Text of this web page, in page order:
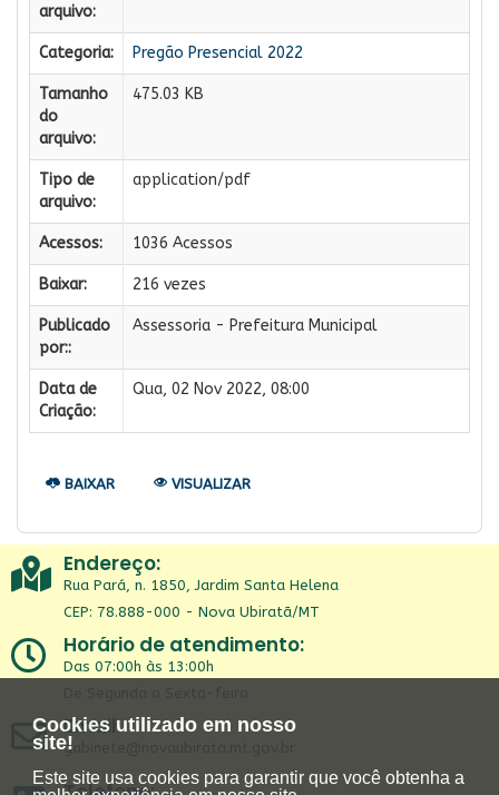
Cookies utilizado em nosso
site!
Este site usa cookies para garantir que você obtenha a
arquivo:
Categoria: Pregão Presencial 2022
Tamanho
do
arquivo:
475.03 KB
Tipo de
arquivo:
application/pdf
Acessos: 1036 Acessos
Baixar: 216 vezes
Publicado
por::
Assessoria - Prefeitura Municipal
Data de
Criação:
Qua, 02 Nov 2022, 08:00
BAIXAR VISUALIZAR
Endereço:
Rua Pará, n. 1850, Jardim Santa Helena
CEP: 78.888-000 - Nova Ubiratã/MT
Horário de atendimento:
Das 07:00h às 13:00h
De Segunda a Sexta-feira
Email:
gabinete@novaubirata.mt.gov.br